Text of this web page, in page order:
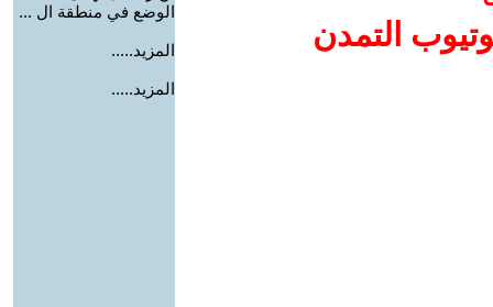
التمدن
الوضع في منطقة ال ...
المزيد.....
المزيد.....